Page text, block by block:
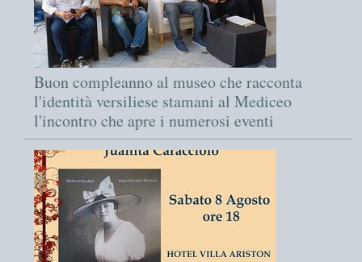
Buon compleanno al museo che racconta
l'identità versiliese stamani al Mediceo
l'incontro che apre i numerosi eventi